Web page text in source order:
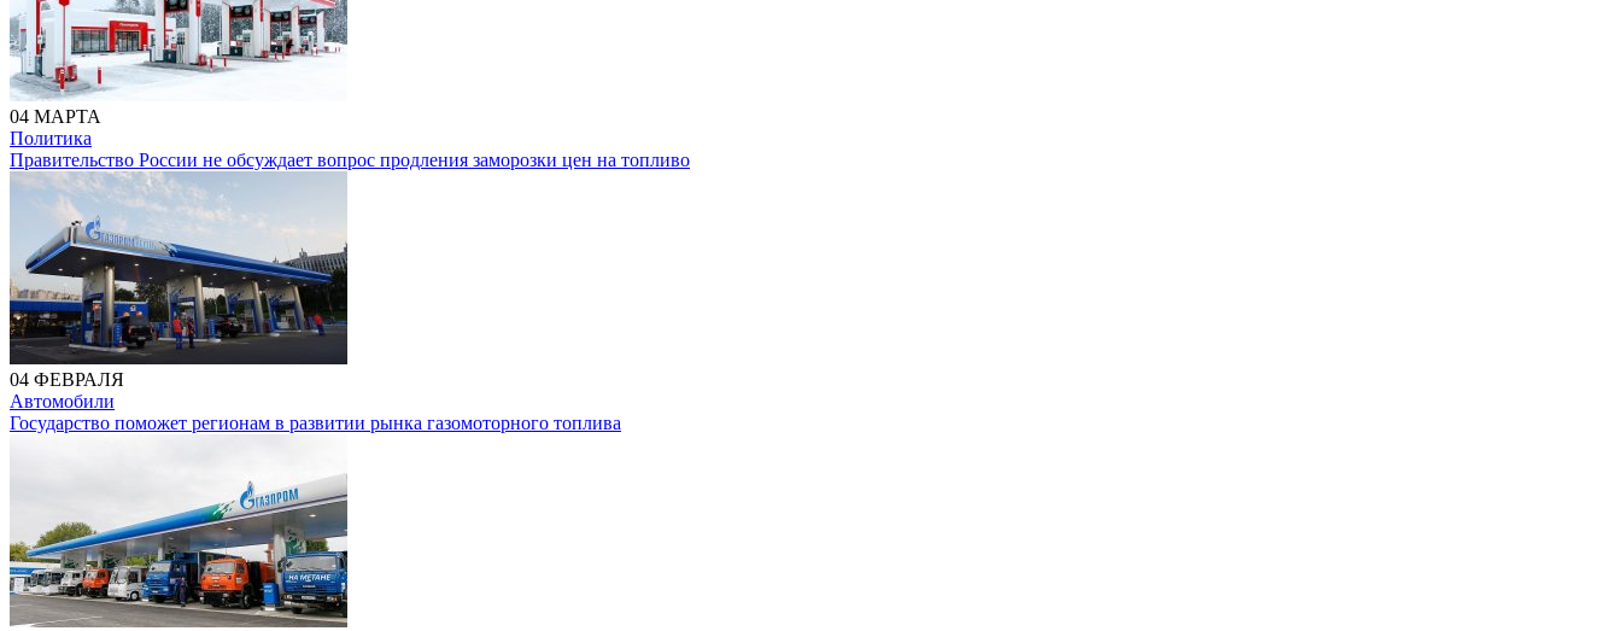
04 МАРТА
Политика
Правительство России не обсуждает вопрос продления заморозки цен на топливо
04 ФЕВРАЛЯ
Автомобили
Государство поможет регионам в развитии рынка газомоторного топлива